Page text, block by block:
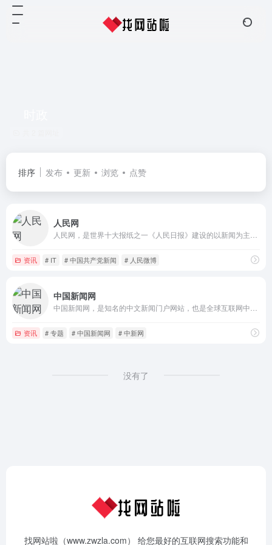
排序 发布 更新 浏览 点赞
人民网
资讯 # IT # 中国共产党新闻 # 人民微博
中国新闻网
资讯 # 专题 # 中国新闻网 # 中新网
没有了
找网站啦（www.zwzla.com） 给您最好的互联网搜索功能和